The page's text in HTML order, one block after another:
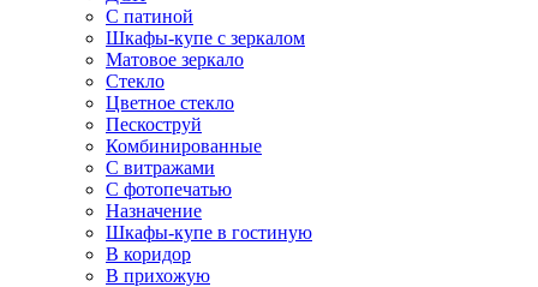
С патиной
Шкафы-купе с зеркалом
Матовое зеркало
Стекло
Цветное стекло
Пескоструй
Комбинированные
С витражами
С фотопечатью
Назначение
Шкафы-купе в гостиную
В коридор
В прихожую